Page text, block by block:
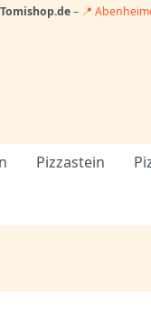
Tomishop.de– 📍
Pizzastein